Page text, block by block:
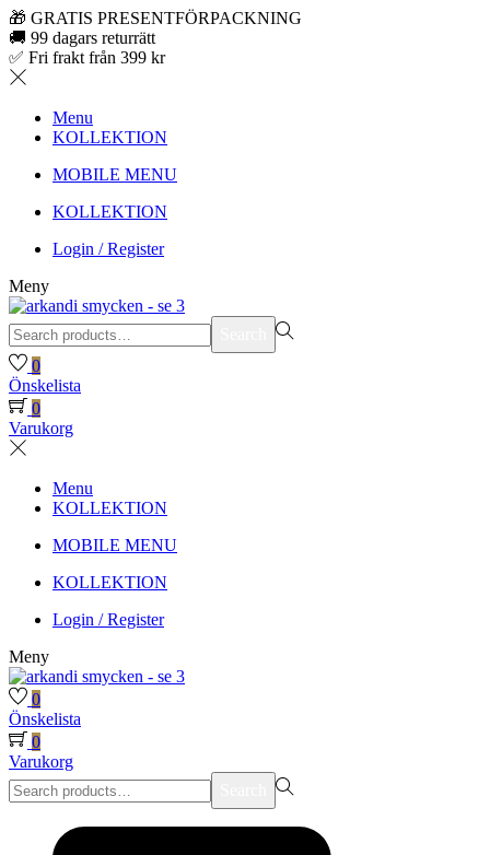
🎁 GRATIS PRESENTFÖRPACKNING
🚚 99 dagars returrätt
✅ Fri frakt från 399 kr
Menu
KOLLEKTION
MOBILE MENU
KOLLEKTION
Login / Register
Meny
Search
for:>
0
Önskelista
0
Varukorg
Menu
KOLLEKTION
MOBILE MENU
KOLLEKTION
Login / Register
Meny
0
Önskelista
0
Varukorg
Search
for:>